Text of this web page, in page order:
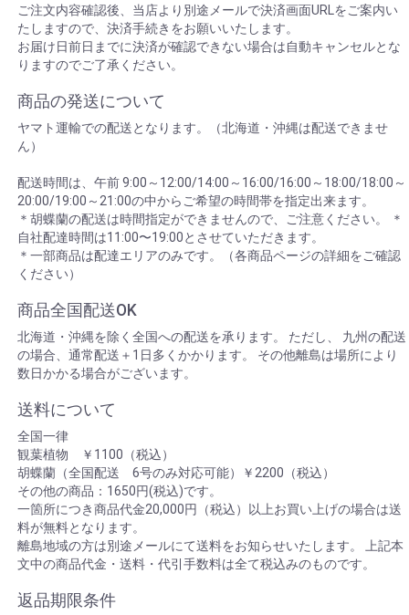
ご注文内容確認後、当店より別途メールで決済画面URLをご案内い
たしますので、決済手続きをお願いいたします。
お届け日前日までに決済が確認できない場合は自動キャンセルとな
りますのでご了承ください。
商品の発送について
ヤマト運輸での配送となります。（北海道・沖縄は配送できませ
ん）
配送時間は、午前 9:00～12:00/14:00～16:00/16:00～18:00/18:00～
20:00/19:00～21:00の中からご希望の時間帯を指定出来ます。
＊胡蝶蘭の配送は時間指定ができませんので、ご注意ください。 ＊
自社配達時間は11:00〜19:00とさせていただきます。
＊一部商品は配達エリアのみです。（各商品ページの詳細をご確認
ください）
商品全国配送OK
北海道・沖縄を除く全国への配送を承ります。 ただし、 九州の配送
の場合、通常配送＋1日多くかかります。 その他離島は場所により
数日かかる場合がございます。
送料について
全国一律
観葉植物 ￥1100（税込）
胡蝶蘭（全国配送 6号のみ対応可能）￥2200（税込）
その他の商品：1650円(税込)です。
一箇所につき商品代金20,000円（税込）以上お買い上げの場合は送
料が無料となります。
離島地域の方は別途メールにて送料をお知らせいたします。 上記本
文中の商品代金・送料・代引手数料は全て税込みのものです。
返品期限条件